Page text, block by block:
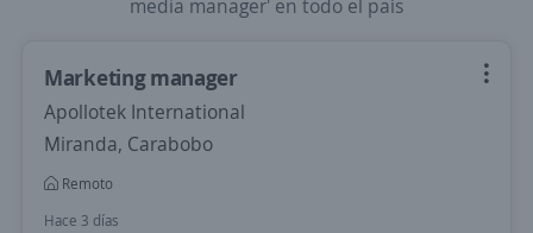
media manager' en todo el país
Marketing manager
Apollotek International
Miranda, Carabobo
Remoto
Hace 3 días